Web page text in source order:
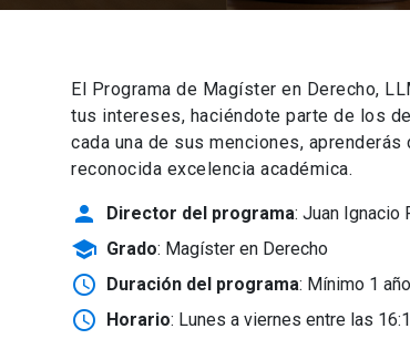
El Programa de Magíster en Derecho,
tus intereses, haciéndote parte de los
cada una de sus menciones,
reconocida excelencia académica.
person Director del programa: Juan Ignacio
school Grado: Magíster en Derecho
schedule Duración del programa: Mínimo 1
schedule Horario: Lunes a viernes entre las